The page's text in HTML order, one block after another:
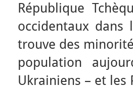
République
occidentaux dans
trouve des
population
Ukrainiens – et les